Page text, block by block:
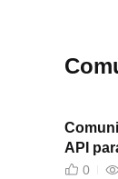
API
0